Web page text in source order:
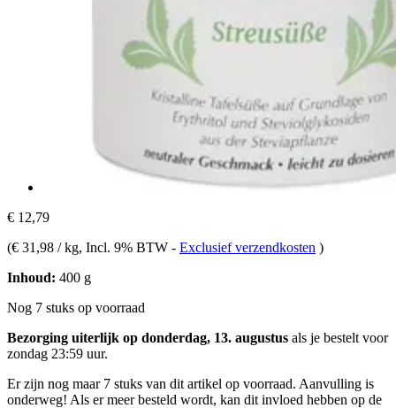
€ 12,79
(€ 31,98 / kg, Incl. 9% BTW - Exclusief verzendkosten )
Inhoud: 400 g
Nog 7 stuks op voorraad
Bezorging uiterlijk op donderdag, 13. augustus als je bestelt voor
zondag 23:59 uur.
Er zijn nog maar 7 stuks van dit artikel op voorraad. Aanvulling is
onderweg! Als er meer besteld wordt, kan dit invloed hebben op de